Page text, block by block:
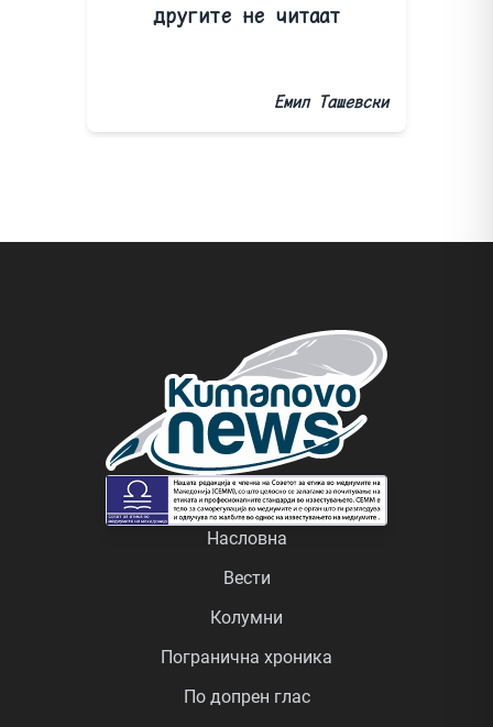
другите не читаат
Емил Ташевски
Насловна
Вести
Колумни
Погранична хроника
По допрен глас